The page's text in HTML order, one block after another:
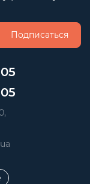
Подписаться